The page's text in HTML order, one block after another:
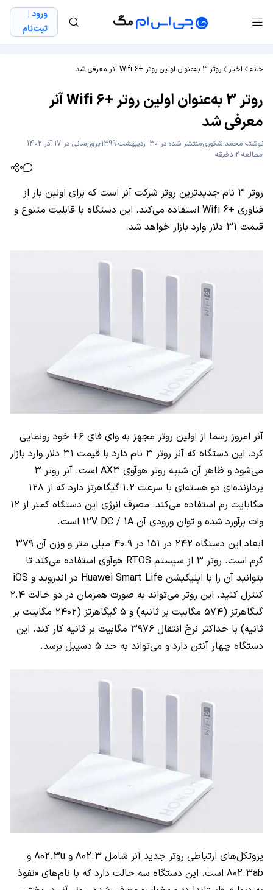
ورود |
ثبت‌نام
خانه اخبار روتر 3 به‌عنوان اولین روتر +Wifi 6 آنر معرفی شد
روتر 3 به‌عنوان اولین روتر +Wifi 6 آنر
معرفی شد
نوشته محمد شکوریمنتشر شده در 30 اردیبهشت 1399
بروزرسانی در 17 آذر 1402
مطالعه 2 دقیقه
0
روتر 3 نام جدیدترین روتر شرکت آنر است که برای اولین بار از
فناوری +Wifi 6 استفاده می‌کند. این دستگاه با قابلیت متنوع و
قیمت 31 دلار وارد بازار خواهد شد.
آنر امروز رسما از اولین روتر مجهز به وای فای ۶+ خود رونمایی
کرد. این دستگاه که آنر روتر ۳ نام دارد با قیمت ۳۱ دلار وارد بازار
می‌شود و ظاهر آن شبیه روتر هوآوی AX3 است. آنر روتر ۳
پردازنده‌ای دو هسته‌ای با سرعت ۱.۲ گیگاهرتز دارد که از ۱۲۸
مگابایت رم استفاده می‌کند. مصرف انرژی این دستگاه کمتر از ۱۲
وات برآورد شده و توان ورودی آن 12V DC / 1A است.
ابعاد این دستگاه ۲۴۲ در ۱۵۱ در ۴۰.۹ میلی متر و وزن آن ۳۷۹
گرم است. روتر ۳ از سیستم RTOS هوآوی استفاده می‌کند تا
بتوانید آن را با اپلیکیشن Huawei Smart Life در اندروید و iOS
کنترل کنید. این روتر می‌تواند به صورت همزمان در دو حالت ۲.۴
گیگاهرتز (۵۷۴ مگابیت بر ثانیه) و ۵ گیگاهرتز (۲۴۰۲ مگابیت بر
ثانیه) با حداکثر نرخ انتقال ۳۹۷۶ مگابیت بر ثانیه کار کند. این
دستگاه چهار آنتن دارد و می‌تواند به حد ۵ دسیبل برسد.
پروتکل‌های ارتباطی روتر جدید آنر شامل 802.3 و 802.3u و
802.3ab است. این دستگاه سه حالت دارد که با نام‌های «نفوذ